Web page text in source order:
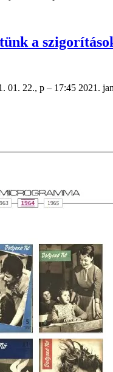
a
01. 22., p – 17:45